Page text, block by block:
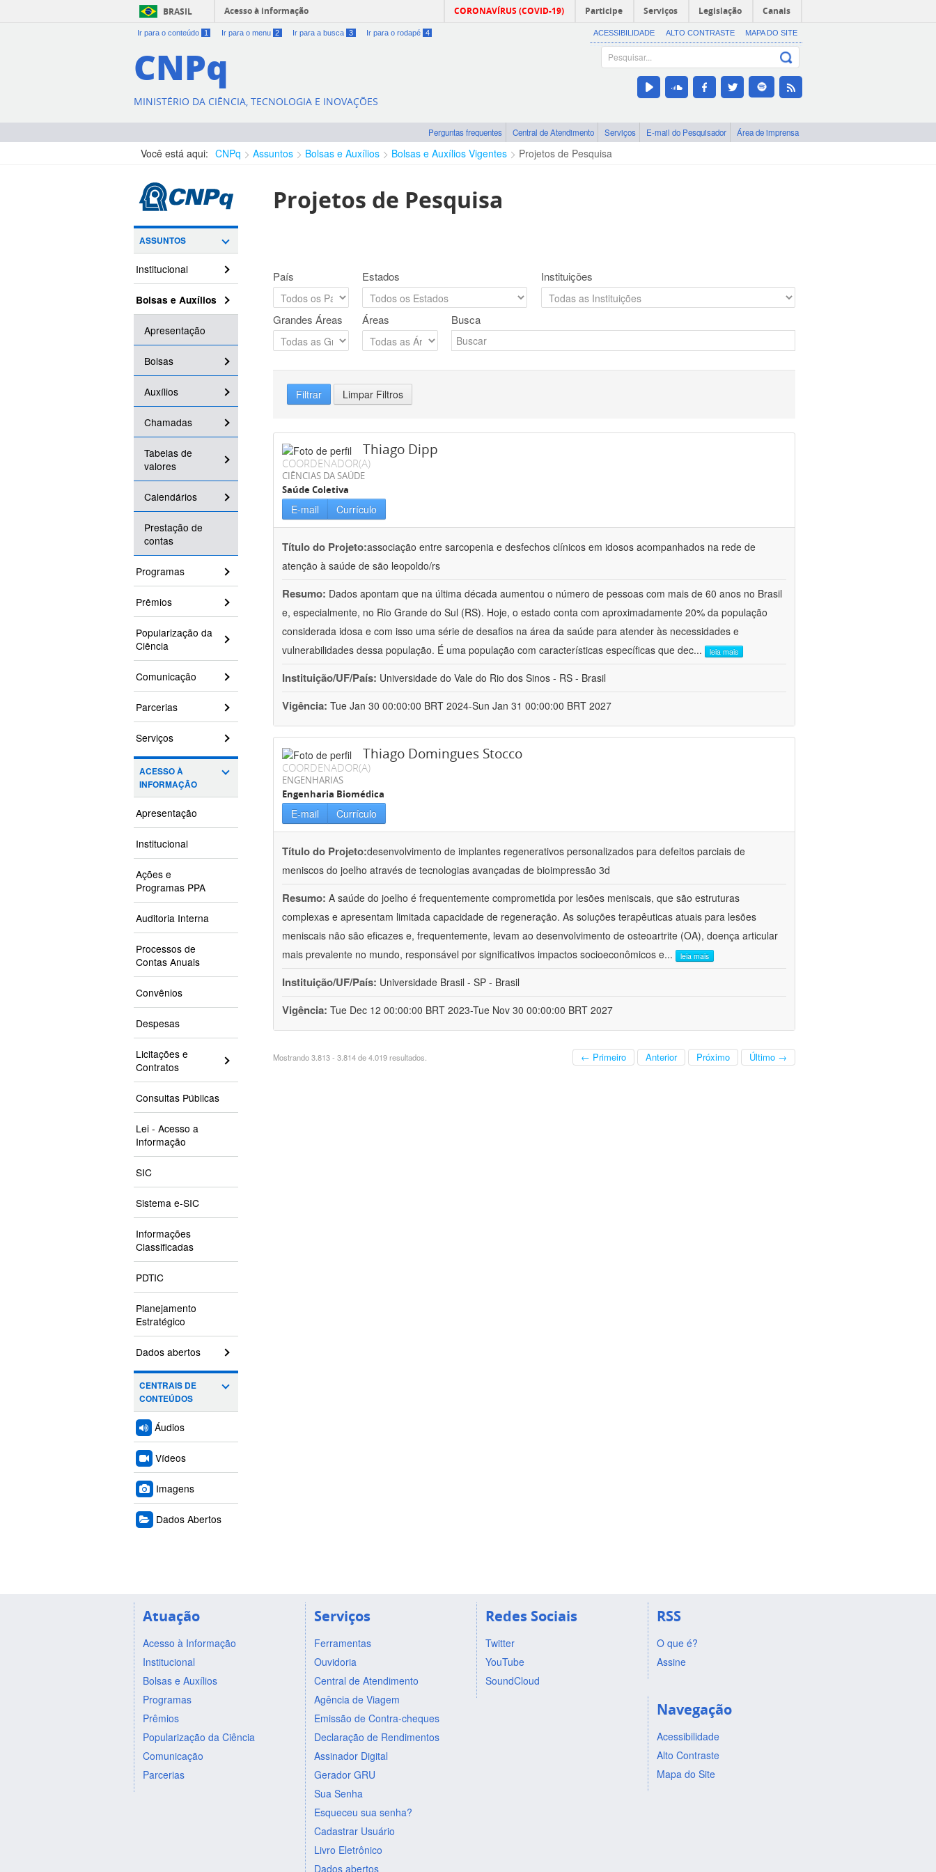
BRASIL Acesso à informação CORONAVÍRUS (COVID-19) Participe Serviços Legislação Canais
Ir para o conteúdo 1 Ir para o menu 2 Ir para a busca 3 Ir para o rodapé 4 ACESSIBILIDADE ALTO CONTRASTE MAPA DO SITE
CNPq
MINISTÉRIO DA CIÊNCIA, TECNOLOGIA E INOVAÇÕES
Perguntas frequentes Central de Atendimento Serviços E-mail do Pesquisador Área de imprensa
Você está aqui: CNPq Assuntos Bolsas e Auxílios Bolsas e Auxílios Vigentes Projetos de Pesquisa
ASSUNTOS
Institucional
Bolsas e Auxílios
Apresentação
Bolsas
Auxílios
Chamadas
Tabelas de
valores
Calendários
Prestação de
contas
Programas
Prêmios
Popularização da
Ciência
Comunicação
Parcerias
Serviços
ACESSO À
INFORMAÇÃO
Apresentação
Institucional
Ações e
Programas PPA
Auditoria Interna
Processos de
Contas Anuais
Convênios
Despesas
Licitações e
Contratos
Consultas Públicas
Lei - Acesso a
Informação
SIC
Sistema e-SIC
Informações
Classificadas
PDTIC
Planejamento
Estratégico
Dados abertos
CENTRAIS DE
CONTEÚDOS
Áudios
Vídeos
Imagens
Dados Abertos
Projetos de Pesquisa
País Estados Instituições
Grandes Áreas Áreas Busca
Filtrar Limpar Filtros
Thiago Dipp
COORDENADOR(A)
CIÊNCIAS DA SAÚDE
Saúde Coletiva
E-mail Currículo
Título do Projeto:associação entre sarcopenia e desfechos clínicos em idosos acompanhados na rede de
atenção à saúde de são leopoldo/rs
Resumo: Dados apontam que na última década aumentou o número de pessoas com mais de 60 anos no Brasil
e, especialmente, no Rio Grande do Sul (RS). Hoje, o estado conta com aproximadamente 20% da população
considerada idosa e com isso uma série de desafios na área da saúde para atender às necessidades e
vulnerabilidades dessa população. É uma população com características específicas que dec... leia mais
Instituição/UF/País: Universidade do Vale do Rio dos Sinos - RS - Brasil
Vigência: Tue Jan 30 00:00:00 BRT 2024-Sun Jan 31 00:00:00 BRT 2027
Thiago Domingues Stocco
COORDENADOR(A)
ENGENHARIAS
Engenharia Biomédica
E-mail Currículo
Título do Projeto:desenvolvimento de implantes regenerativos personalizados para defeitos parciais de
meniscos do joelho através de tecnologias avançadas de bioimpressão 3d
Resumo: A saúde do joelho é frequentemente comprometida por lesões meniscais, que são estruturas
complexas e apresentam limitada capacidade de regeneração. As soluções terapêuticas atuais para lesões
meniscais não são eficazes e, frequentemente, levam ao desenvolvimento de osteoartrite (OA), doença articular
mais prevalente no mundo, responsável por significativos impactos socioeconômicos e... leia mais
Instituição/UF/País: Universidade Brasil - SP - Brasil
Vigência: Tue Dec 12 00:00:00 BRT 2023-Tue Nov 30 00:00:00 BRT 2027
Mostrando 3.813 - 3.814 de 4.019 resultados. ← Primeiro Anterior Próximo Último →
Atuação
Acesso à Informação
Institucional
Bolsas e Auxílios
Programas
Prêmios
Popularização da Ciência
Comunicação
Parcerias
Serviços
Ferramentas
Ouvidoria
Central de Atendimento
Agência de Viagem
Emissão de Contra-cheques
Declaração de Rendimentos
Assinador Digital
Gerador GRU
Sua Senha
Esqueceu sua senha?
Cadastrar Usuário
Livro Eletrônico
Dados abertos
Redes Sociais
Twitter
YouTube
SoundCloud
RSS
O que é?
Assine
Navegação
Acessibilidade
Alto Contraste
Mapa do Site